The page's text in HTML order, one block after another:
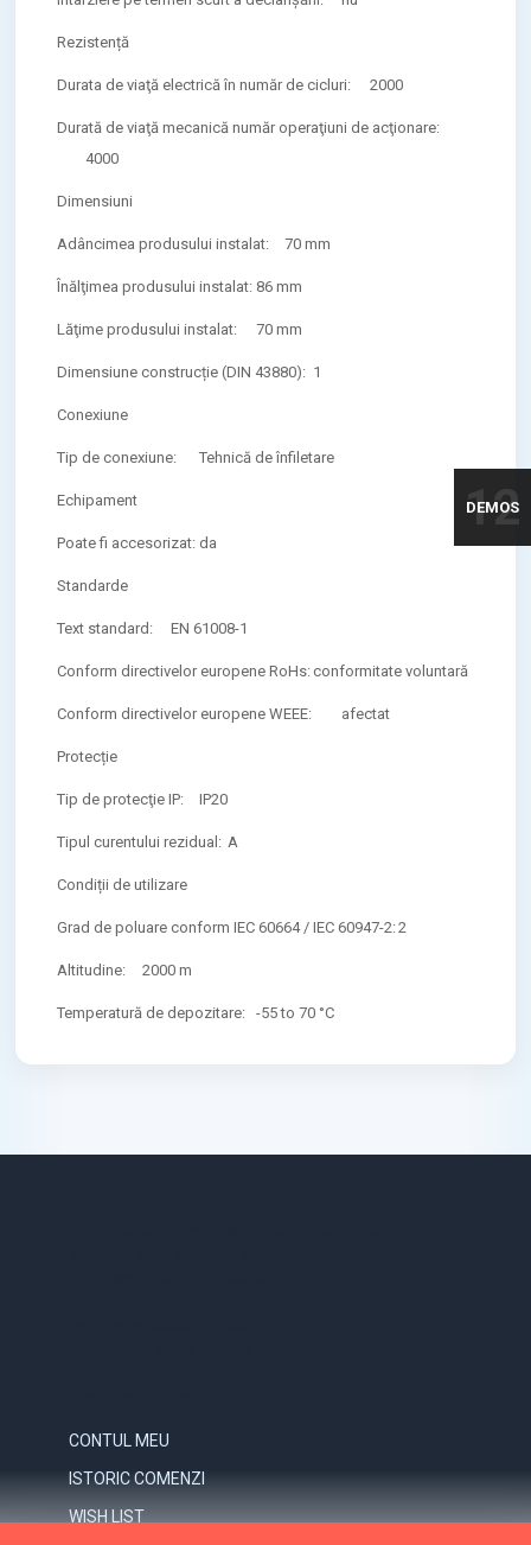
Rezistență
Durata de viaţă electrică în număr de cicluri: 2000
Durată de viaţă mecanică număr operaţiuni de acţionare:
4000
Dimensiuni
Adâncimea produsului instalat: 70 mm
Înălţimea produsului instalat: 86 mm
Lăţime produsului instalat: 70 mm
Dimensiune construcție (DIN 43880): 1
Conexiune
Tip de conexiune: Tehnică de înfiletare
Echipament
Poate fi accesorizat: da
Standarde
Text standard: EN 61008-1
Conform directivelor europene RoHs:conformitate voluntară
Conform directivelor europene WEEE: afectat
Protecție
Tip de protecţie IP: IP20
Tipul curentului rezidual: A
Condiții de utilizare
Grad de poluare conform IEC 60664 / IEC 60947-2:2
Altitudine: 2000 m
Temperatură de depozitare: -55 to 70 °C
CONTUL MEU
ISTORIC COMENZI
WISH LIST
DEMOS
12